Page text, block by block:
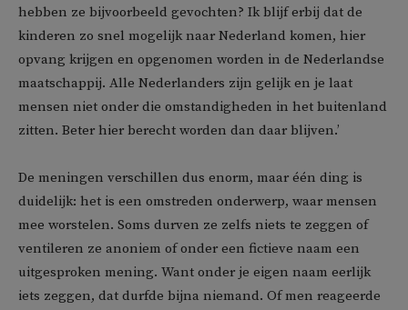
hebben ze bijvoorbeeld gevochten? Ik blijf erbij dat de
kinderen zo snel mogelijk naar Nederland komen, hier
opvang krijgen en opgenomen worden in de Nederlandse
maatschappij. Alle Nederlanders zijn gelijk en je laat
mensen niet onder die omstandigheden in het buitenland
zitten. Beter hier berecht worden dan daar blijven.’
De meningen verschillen dus enorm, maar één ding is
duidelijk: het is een omstreden onderwerp, waar mensen
mee worstelen. Soms durven ze zelfs niets te zeggen of
ventileren ze anoniem of onder een fictieve naam een
uitgesproken mening. Want onder je eigen naam eerlijk
iets zeggen, dat durfde bijna niemand. Of men reageerde